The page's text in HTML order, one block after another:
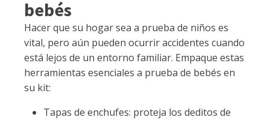
bebés
Hacer que su hogar sea a prueba de niños es
vital, pero aún pueden ocurrir accidentes cuando
está lejos de un entorno familiar. Empaque estas
herramientas esenciales a prueba de bebés en
su kit:
Tapas de enchufes: proteja los deditos de